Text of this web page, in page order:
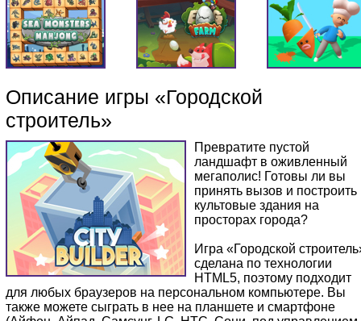
Описание игры «Городской
строитель»
Превратите пустой
ландшафт в оживленный
мегаполис! Готовы ли вы
принять вызов и построить
культовые здания на
просторах города?
Игра «Городской
сделана по технологии
HTML5, поэтому подходит
для любых браузеров на персональном компьютере. Вы
также можете сыграть в нее на планшете и смартфоне